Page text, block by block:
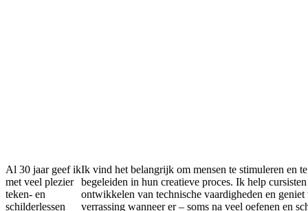
Al 30 jaar geef ik
met veel plezier
teken- en
schilderlessen
Ik vind het belangrijk om mensen te stimuleren en te
begeleiden in hun creatieve proces. Ik help
ontwikkelen van technische vaardigheden en geniet
verrassing wanneer er – soms na veel oefenen en